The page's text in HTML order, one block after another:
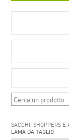
SACCHI, SHOPPERS E
LAMA DA TAGLIO